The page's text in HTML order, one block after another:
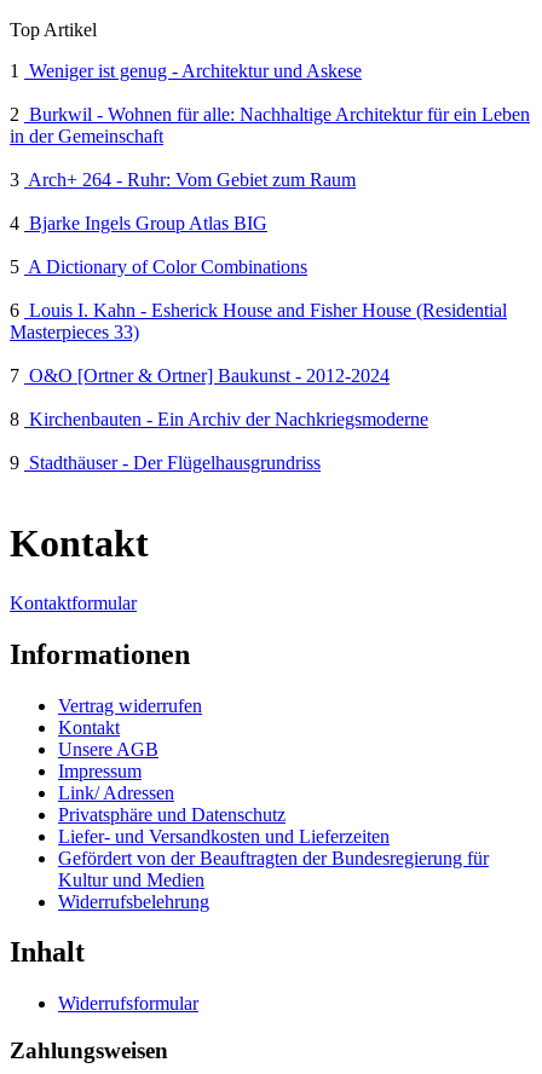
Top Artikel
1
Weniger ist genug - Architektur und Askese
2 Burkwil - Wohnen für alle: Nachhaltige Architektur für ein Leben
in der Gemeinschaft
3 Arch+ 264 - Ruhr: Vom Gebiet zum Raum
4 Bjarke Ingels Group Atlas BIG
5 A Dictionary of Color Combinations
6 Louis I. Kahn - Esherick House and Fisher House (Residential
Masterpieces 33)
7 O&O [Ortner & Ortner] Baukunst - 2012-2024
8 Kirchenbauten - Ein Archiv der Nachkriegsmoderne
9 Stadthäuser - Der Flügelhausgrundriss
Kontakt
Kontaktformular
Informationen
Vertrag widerrufen
Kontakt
Unsere AGB
Impressum
Link/ Adressen
Privatsphäre und Datenschutz
Liefer- und Versandkosten und Lieferzeiten
Gefördert von der Beauftragten der Bundesregierung für
Kultur und Medien
Widerrufsbelehrung
Inhalt
Widerrufsformular
Zahlungsweisen